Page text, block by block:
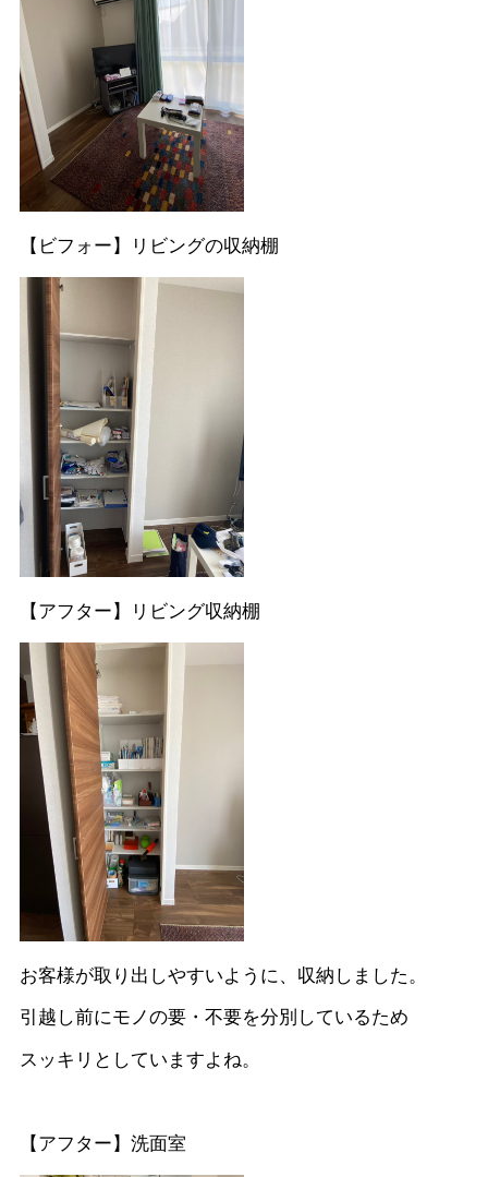
【ビフォー】リビングの収納棚
【アフター】リビング収納棚
お客様が取り出しやすいように、収納しました。
引越し前にモノの要・不要を分別しているため
スッキリとしていますよね。
【アフター】洗面室